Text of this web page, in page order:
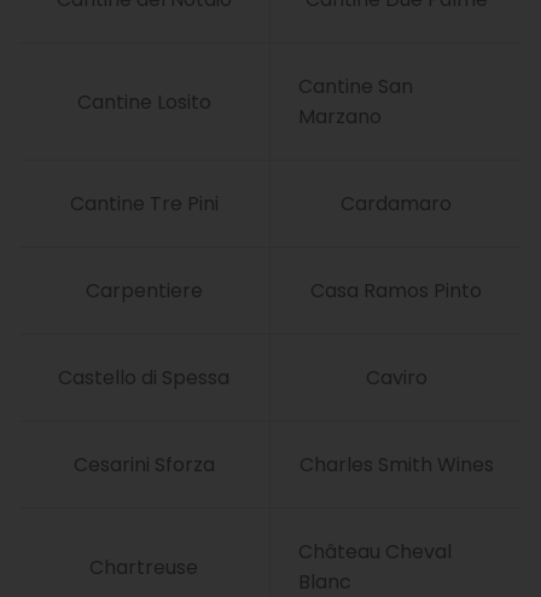
Cantine Losito
Cantine San
Marzano
Cantine Tre Pini Cardamaro
Carpentiere Casa Ramos Pinto
Castello di Spessa Caviro
Cesarini Sforza Charles Smith Wines
Chartreuse
Château Cheval
Blanc